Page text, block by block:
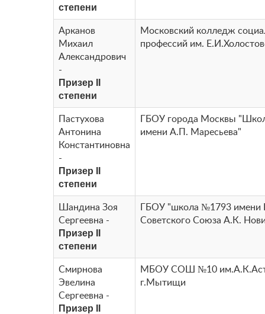
степени
Арканов
Михаил
Александрович
-
Призер II
степени
Московский колледж
профессий им.
Пастухова
Антонина
Константиновна
-
Призер II
степени
ГБОУ города Москвы
имени А.П. Маресьева"
Шандина Зоя
Сергеевна -
Призер II
степени
ГБОУ "школа №1793 имени
Советского Союза А.К.
Смирнова
Эвелина
Сергеевна -
Призер II
МБОУ СОШ №10
г.Мытищи